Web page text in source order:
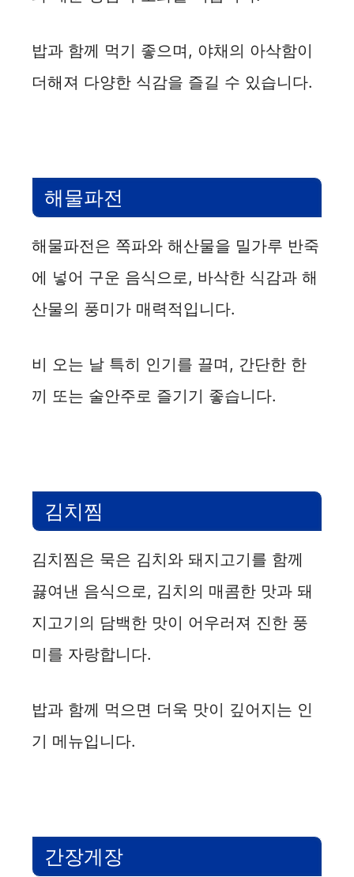
밥과 함께 먹기 좋으며, 야채의 아삭함이
더해져 다양한 식감을 즐길 수 있습니다.
해물파전
해물파전은 쪽파와 해산물을 밀가루 반죽
에 넣어 구운 음식으로, 바삭한 식감과 해
산물의 풍미가 매력적입니다.
비 오는 날 특히 인기를 끌며, 간단한 한
끼 또는 술안주로 즐기기 좋습니다.
김치찜
김치찜은 묵은 김치와 돼지고기를 함께
끓여낸 음식으로, 김치의 매콤한 맛과 돼
지고기의 담백한 맛이 어우러져 진한 풍
미를 자랑합니다.
밥과 함께 먹으면 더욱 맛이 깊어지는 인
기 메뉴입니다.
간장게장